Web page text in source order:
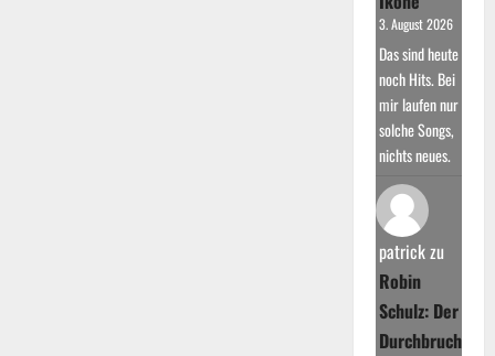
3. August 2026
Das sind heute
noch Hits. Bei
mir laufen nur
solche Songs,
nichts neues.
patrickzu
Robin
Schulz: Der
Durchbruch